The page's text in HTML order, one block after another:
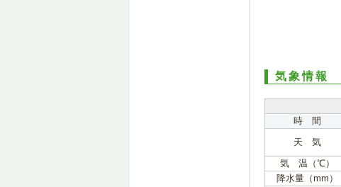
気象情報
時 間
天 気
気 温（℃）
降水量（mm）